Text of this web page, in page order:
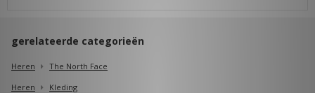
gerelateerde categorieën
Heren
The North Face
Heren
Kleding